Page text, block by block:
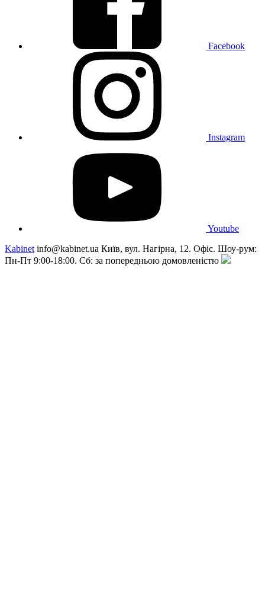
Facebook
Instagram
Youtube
Kabinet info@kabinet.ua Київ, вул. Нагірна, 12. Офіс. Шоу-рум:
Пн-Пт 9:00-18:00. Сб: за попередньою домовленістю